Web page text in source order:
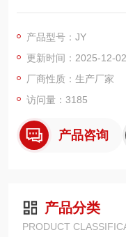
产品型号：JY
更新时间：2025-12-02
厂商性质：生产厂家
访问量：3185
产品咨询
产品分类
PRODUCT